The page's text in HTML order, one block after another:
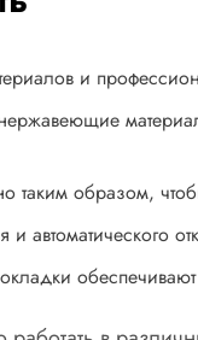
и
таким образом,
автоматического